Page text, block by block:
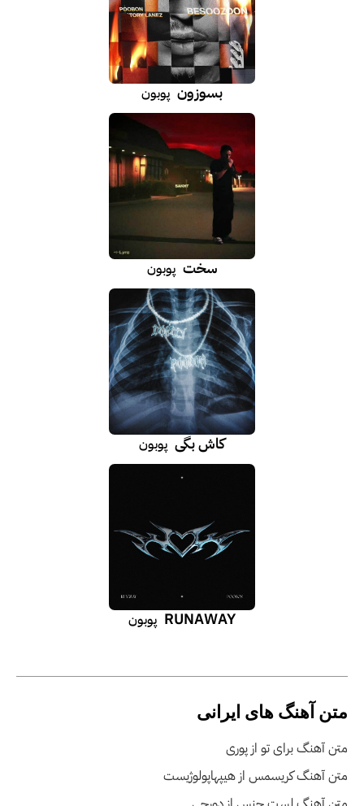
بسوزون پوبون
سخت پوبون
کاش بگی پوبون
RUNAWAY پوبون
متن آهنگ های ایرانی
متن آهنگ برای تو از پوری
متن آهنگ کریسمس از هیپهاپولوژیست